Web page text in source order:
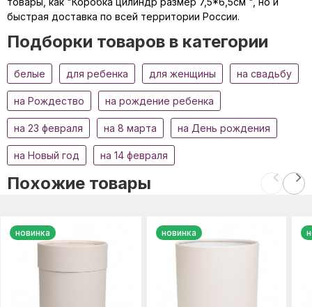
быстрая доставка по всей территории России.
Подборки товаров в категории
белые для ребенка для женщины на свадьбу
на Рождество на рождение ребенка
на 23 февраля на 8 марта на День рождения
на Новый год на 14 февраля
Похожие товары
новинка новинка